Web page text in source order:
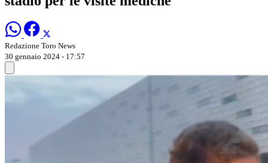
Redazione Toro News
30 gennaio 2024 - 17:57